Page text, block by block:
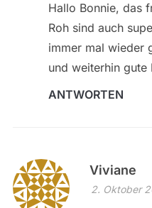
Hallo Bonnie, das
Roh sind auch
immer mal wieder
und weiterhin gute
ANTWORTEN
Viviane
2. Oktober